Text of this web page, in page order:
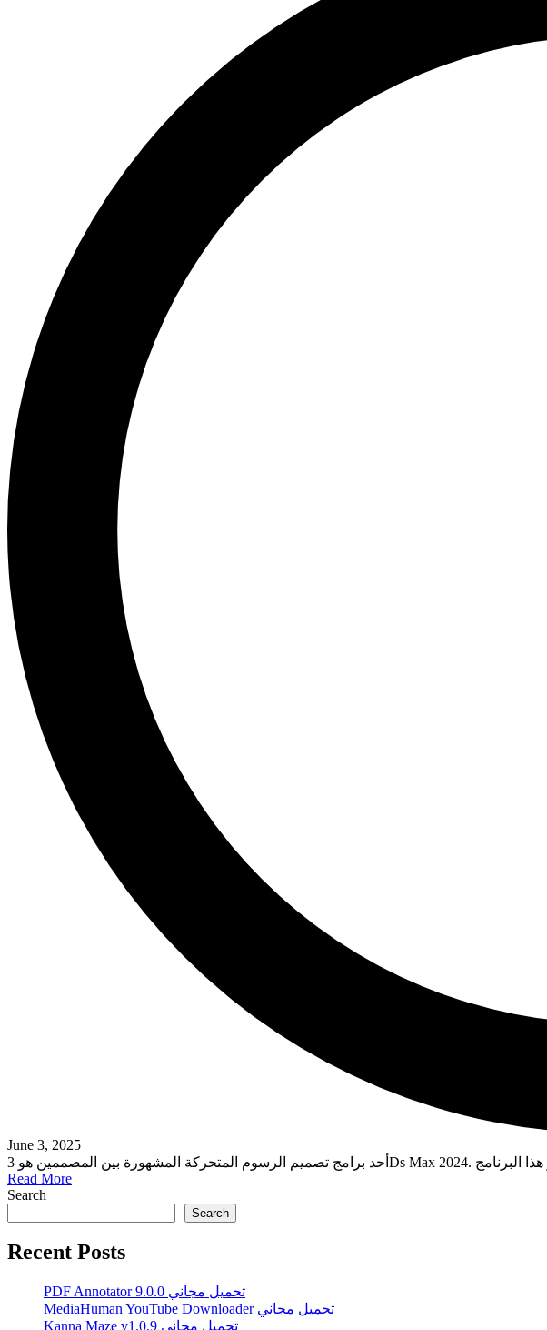
June 3, 2025
Read More
Search
Search
Recent Posts
PDF Annotator 9.0.0 تحميل مجاني
MediaHuman YouTube Downloader تحميل مجاني
Kanna Maze v1.0.9 تحميل مجاني